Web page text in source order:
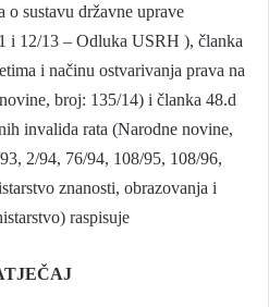
o sustavu državne uprave
i 12/13 – Odluka USRH ), članka
i načinu ostvarivanja prava na
broj: 135/14) i članka 48.d
invalida rata (Narodne novine,
2/94, 76/94, 108/95, 108/96,
znanosti, obrazovanja i
raspisuje